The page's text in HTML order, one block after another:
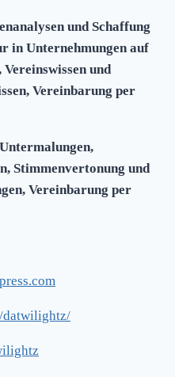
und Schaffung
in Unternehmungen auf
und
Vereinbarung per
Stimmenvertonung und
Vereinbarung per
datwilightz/